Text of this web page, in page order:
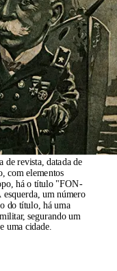
de revista, datada de
com elementos
há o título "FON-
um número
do título, há uma
segurando um
uma cidade.